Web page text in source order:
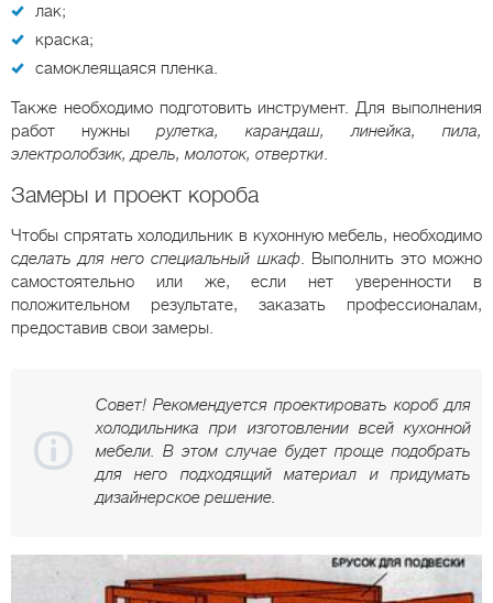
лак;
краска;
самоклеящаяся пленка.
Также необходимо подготовить инструмент. Для выполнения
работ нужны рулетка, карандаш, линейка, пила,
электролобзик, дрель, молоток, отвертки.
Замеры и проект короба
Чтобы спрятать холодильник в кухонную мебель, необходимо
сделать для него специальный шкаф. Выполнить это можно
самостоятельно или же, если нет уверенности в
положительном результате, заказать профессионалам,
предоставив свои замеры.
Совет! Рекомендуется проектировать короб для
холодильника при изготовлении всей кухонной
мебели. В этом случае будет проще подобрать
для него подходящий материал и придумать
дизайнерское решение.